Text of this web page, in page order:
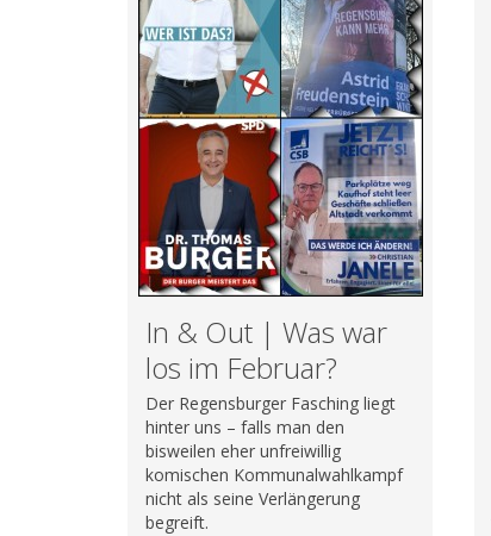
In & Out | Was war
los im Februar?
Der Regensburger Fasching liegt
hinter uns – falls man den
bisweilen eher unfreiwillig
komischen Kommunalwahlkampf
nicht als seine Verlängerung
begreift.